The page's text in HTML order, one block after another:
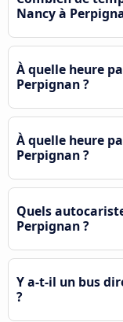
Nancy à
À quelle heure
Perpignan ?
À quelle heure
Perpignan ?
Quels
Perpignan ?
Y a-t-il un bus
?